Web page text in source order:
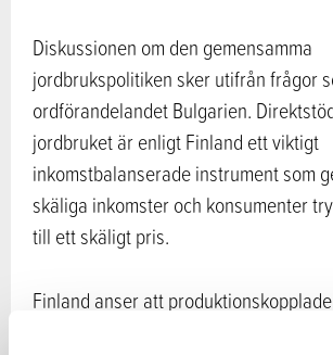
Diskussionen om den gemensamma
jordbrukspolitiken sker utifrån frågor
ordförandelandet Bulgarien.
jordbruket är enligt Finland ett viktigt
inkomstbalanserade instrument som
skäliga inkomster och konsumenter
till ett skäligt pris.
Finland anser att
nå jordbrukspolitikens gemensamma